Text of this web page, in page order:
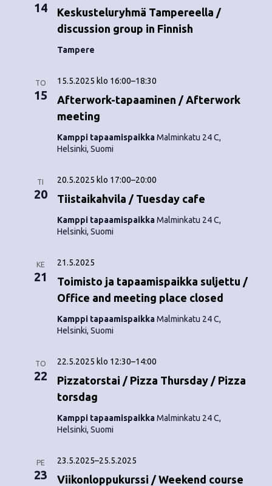
14
Keskusteluryhmä Tampereella /
discussion group in Finnish
Tampere
TO
15
Afterwork-tapaaminen / Afterwork
meeting
15.5.2025 klo 16:00–18:30
Kamppi tapaamispaikkaMalminkatu 24 C,
Helsinki, Suomi
TI
20 Tiistaikahvila / Tuesday cafe
20.5.2025 klo 17:00–20:00
Kamppi tapaamispaikkaMalminkatu 24 C,
Helsinki, Suomi
KE
21
Toimisto ja tapaamispaikka suljettu /
Office and meeting place closed
21.5.2025
Kamppi tapaamispaikkaMalminkatu 24 C,
Helsinki, Suomi
TO
22
Pizzatorstai / Pizza Thursday / Pizza
torsdag
22.5.2025 klo 12:30–14:00
Kamppi tapaamispaikkaMalminkatu 24 C,
Helsinki, Suomi
PE
23 Viikonloppukurssi / Weekend course
23.5.2025–25.5.2025